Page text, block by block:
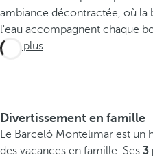
ambiance décontractée, où la
l'eau accompagnent chaque
Voir plus
Divertissement en famille
Le Barceló Montelimar est un
des vacances en famille. Ses 3